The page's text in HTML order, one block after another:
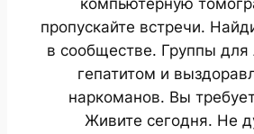
компьютерную
пропускайте встречи.
в сообществе. Группы
гепатитом и
наркоманов. Вы
Живите сегодня. Не